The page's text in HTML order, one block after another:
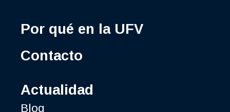
Por qué en la UFV
Contacto
Actualidad
Blog